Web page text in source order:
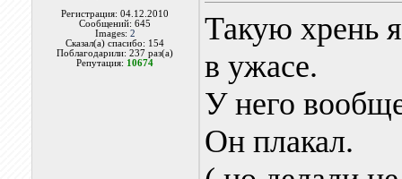
Регистрация: 04.12.2010
Сообщений: 645
Images: 2
Сказал(а) спасибо: 154
Поблагодарили: 237 раз(а)
Репутация: 10674
Такую хрень
в ужасе.
У него
Он плакал.